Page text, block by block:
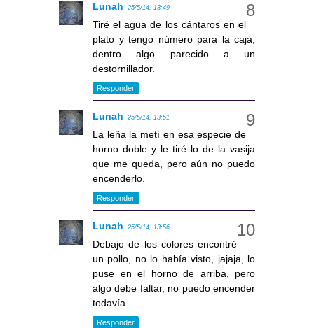
Lunah 25/5/14, 13:49
Tiré el agua de los cántaros en el
plato y tengo número para la caja,
dentro algo parecido a un
destornillador.
Responder
Lunah 25/5/14, 13:51
La leña la metí en esa especie de
horno doble y le tiré lo de la vasija
que me queda, pero aún no puedo
encenderlo.
Responder
Lunah 25/5/14, 13:56
Debajo de los colores encontré
un pollo, no lo había visto, jajaja, lo
puse en el horno de arriba, pero
algo debe faltar, no puedo encender
todavía.
Responder